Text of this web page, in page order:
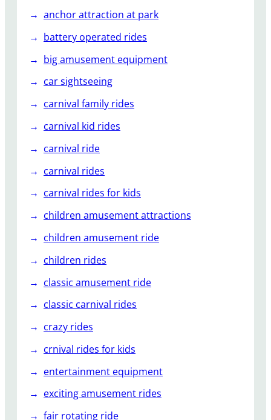
о
п
л
я
н
о
р
д
и
г
р
к
о
?
anchor attraction at park
battery operated rides
big amusement equipment
car sightseeing
carnival family rides
carnival kid rides
carnival ride
carnival rides
carnival rides for kids
children amusement attractions
children amusement ride
children rides
classic amusement ride
classic carnival rides
crazy rides
crnival rides for kids
entertainment equipment
exciting amusement rides
fair rotating ride